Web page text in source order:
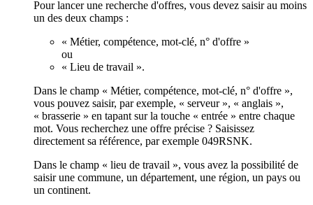
Pour lancer une recherche d'offres, vous devez saisir au moins
un des deux champs :
« Métier, compétence, mot-clé, n° d'offre »
ou
« Lieu de travail ».
Dans le champ « Métier, compétence, mot-clé, n° d'offre »,
vous pouvez saisir, par exemple, « serveur », « anglais »,
« brasserie » en tapant sur la touche « entrée » entre chaque
mot. Vous recherchez une offre précise ? Saisissez
directement sa référence, par exemple 049RSNK.
Dans le champ « lieu de travail », vous avez la possibilité de
saisir une commune, un département, une région, un pays ou
un continent.